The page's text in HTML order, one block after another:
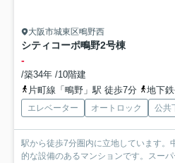
大阪市城東区鴫野西
シティコーポ鴫野2号棟
-
/築34年 /10階建
片町線「鴫野」駅 徒歩7分
地下
エレベーター オートロック 公共
駅から徒歩7分圏内に立地しています。
的な設備のあるマンションです。スー